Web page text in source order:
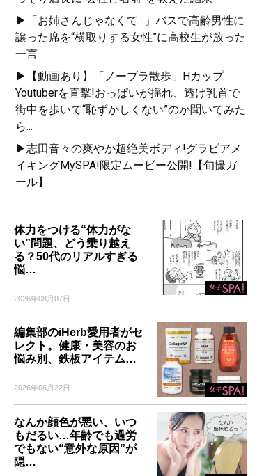
▶「お姉さんじゃなくて...」バスで高齢男性に
譲った席を“横取りする女性”に高校生が放った
一言
▶【動画あり】「ノーブラ散歩」Hカップ
Youtuberを直撃!おっぱいが揺れ、透け乳首で
街中を歩いて“恥ずかしくない”のか聞いてみた
ら...
▶志田音々の爽やか超絶美ボディ!グラビアメ
イキングMySPA!限定ムービー公開!【旬撮ガ
ール】
体力をつける“体力がな
い”問題、どう乗り越え
る？50代のリアルすぎる
悩…
2026年08月07日
編集部のiHerb愛用者がセ
レクト。健康・美容のお
悩み別、鉄板アイテム…
2026年06月22日
なんか顔色が悪い、いつ
もだるい…年齢でも過労
でもない“意外な原因”が
隠…